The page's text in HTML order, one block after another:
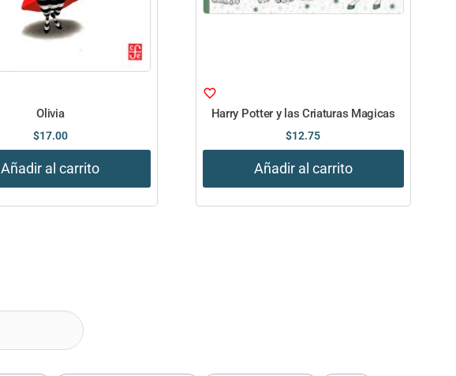
Olivia
$17.00
Añadir al carrito
Harry Potter y las Criaturas Magicas
$12.75
Añadir al carrito